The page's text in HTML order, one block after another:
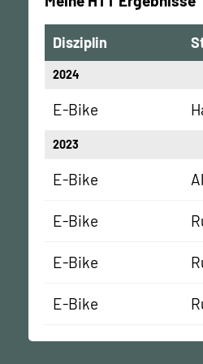
Disziplin
2024
E-Bike
2023
E-Bike
E-Bike
E-Bike
E-Bike